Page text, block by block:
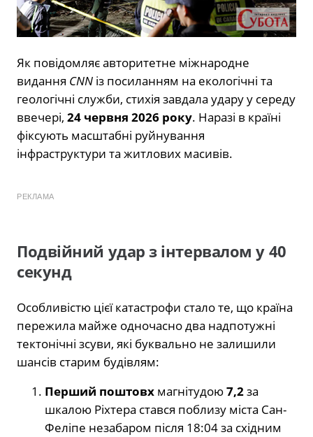
Як повідомляє авторитетне міжнародне
видання CNN із посиланням на екологічні та
геологічні служби, стихія завдала удару у середу
ввечері, 24 червня 2026 року. Наразі в країні
фіксують масштабні руйнування
інфраструктури та житлових масивів.
РЕКЛАМА
Подвійний удар з інтервалом у 40
секунд
Особливістю цієї катастрофи стало те, що країна
пережила майже одночасно два надпотужні
тектонічні зсуви, які буквально не залишили
шансів старим будівлям:
Перший поштовх магнітудою7,2за
шкалою Ріхтера стався поблизу міста Сан-
Феліпе незабаром після 18:04 за східним